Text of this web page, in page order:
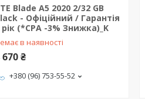
Blade A5 2020 2/32 GB
- Офіційний / Гарантія
рік (*CPA -3% Знижка)_K
в наявності
670 ₴
+380 (96) 753-55-52